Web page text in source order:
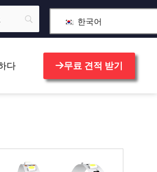
한국어
다 무료 견적 받기